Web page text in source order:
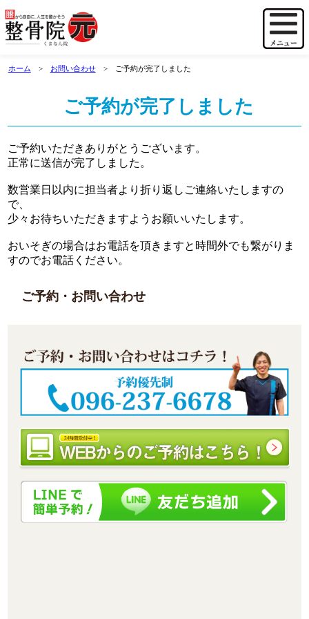
ホーム お問い合わせ ご予約が完了しました
ご予約が完了しました
ご予約いただきありがとうございます。
正常に送信が完了しました。
数営業日以内に担当者より折り返しご連絡いたしますの
で、
少々お待ちいただきますようお願いいたします。
おいそぎの場合はお電話を頂きますと時間外でも繋がりま
すのでお電話ください。
ご予約・お問い合わせ